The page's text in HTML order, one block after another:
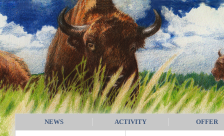
NEWS ACTIVITY OFFER